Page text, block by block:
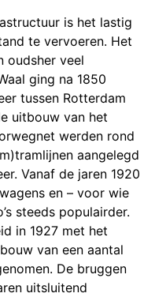
is het lastig
te vervoeren. Het
oudsher veel
ging na 1850
tussen Rotterdam
uitbouw van het
werden rond
aangelegd
Vanaf de jaren 1920
en – voor wie
steeds populairder.
in 1927 met het
van een aantal
De bruggen
uitsluitend